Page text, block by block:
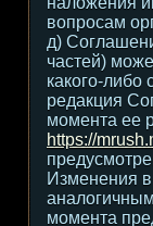
вопросам
д)
частей)
какого-либо
редакция
момента ее
https://
Изменения
момента